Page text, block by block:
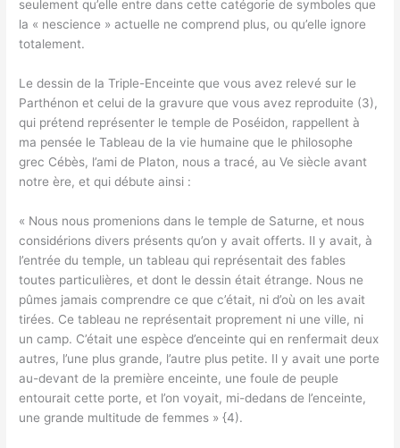
seulement qu’elle entre dans cette catégorie de symboles que
la « nescience » actuelle ne comprend plus, ou qu’elle ignore
totalement.
Le dessin de la Triple-Enceinte que vous avez relevé sur le
Parthénon et celui de la gravure que vous avez reproduite (3),
qui prétend représenter le temple de Poséidon, rappellent à
ma pensée le Tableau de la vie humaine que le philosophe
grec Cébès, l’ami de Platon, nous a tracé, au Ve siècle avant
notre ère, et qui débute ainsi :
« Nous nous promenions dans le temple de Saturne, et nous
considérions divers présents qu’on y avait offerts. Il y avait, à
l’entrée du temple, un tableau qui représentait des fables
toutes particulières, et dont le dessin était étrange. Nous ne
pûmes jamais comprendre ce que c’était, ni d’où on les avait
tirées. Ce tableau ne représentait proprement ni une ville, ni
un camp. C’était une espèce d’enceinte qui en renfermait deux
autres, l’une plus grande, l’autre plus petite. Il y avait une porte
au-devant de la première enceinte, une foule de peuple
entourait cette porte, et l’on voyait, mi-dedans de l’enceinte,
une grande multitude de femmes » {4).